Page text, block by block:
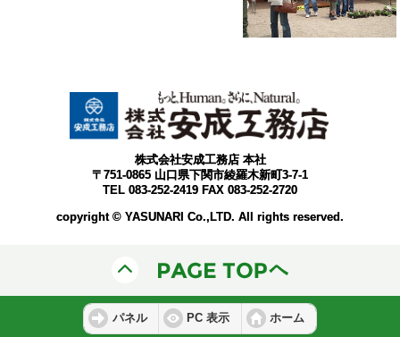
株式会社安成工務店 本社
〒751-0865 山口県下関市綾羅木新町3-7-1
TEL 083-252-2419 FAX 083-252-2720
copyright © YASUNARI Co.,LTD. All rights reserved.
パネル PC 表示 ホーム